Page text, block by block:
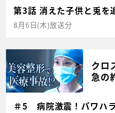
第3話 消えた子供と兎を
8月6日(木)放送分
クロ
急の
＃5 病院激震！パワハ